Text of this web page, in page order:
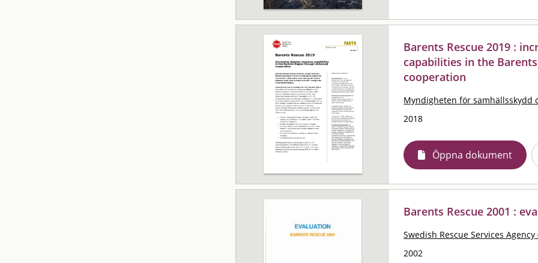
Barents Rescue 2019 :
capabilities in the
cooperation
Myndigheten för samhällsskydd
2018
Öppna dokument
Barents Rescue 2001 :
Swedish Rescue Services Agency
2002